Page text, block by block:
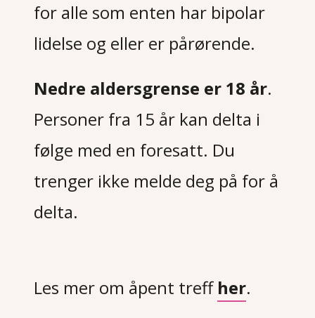
for alle som enten har bipolar
lidelse og eller er pårørende.
Nedre aldersgrense er 18 år.
Personer fra 15 år kan delta i
følge med en foresatt. Du
trenger ikke melde deg på for å
delta.
Les mer om åpent treff her.